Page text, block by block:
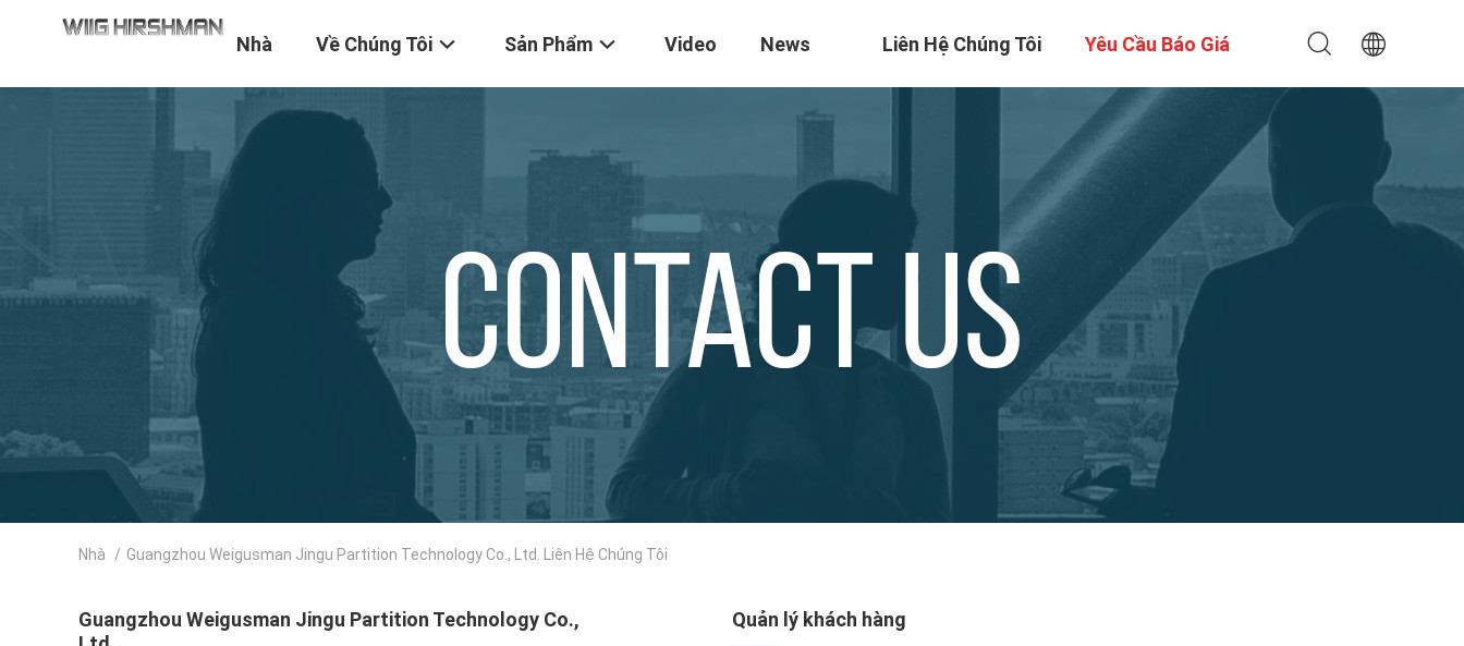
Nhà Về Chúng Tôi Sản Phẩm Video News Liên Hệ Chúng Tôi Yêu Cầu Báo Giá
Nhà / Guangzhou Weigusman Jingu Partition Technology Co., Ltd. Liên Hệ Chúng Tôi
Guangzhou Weigusman Jingu Partition Technology Co.,
Quản lý khách hàng